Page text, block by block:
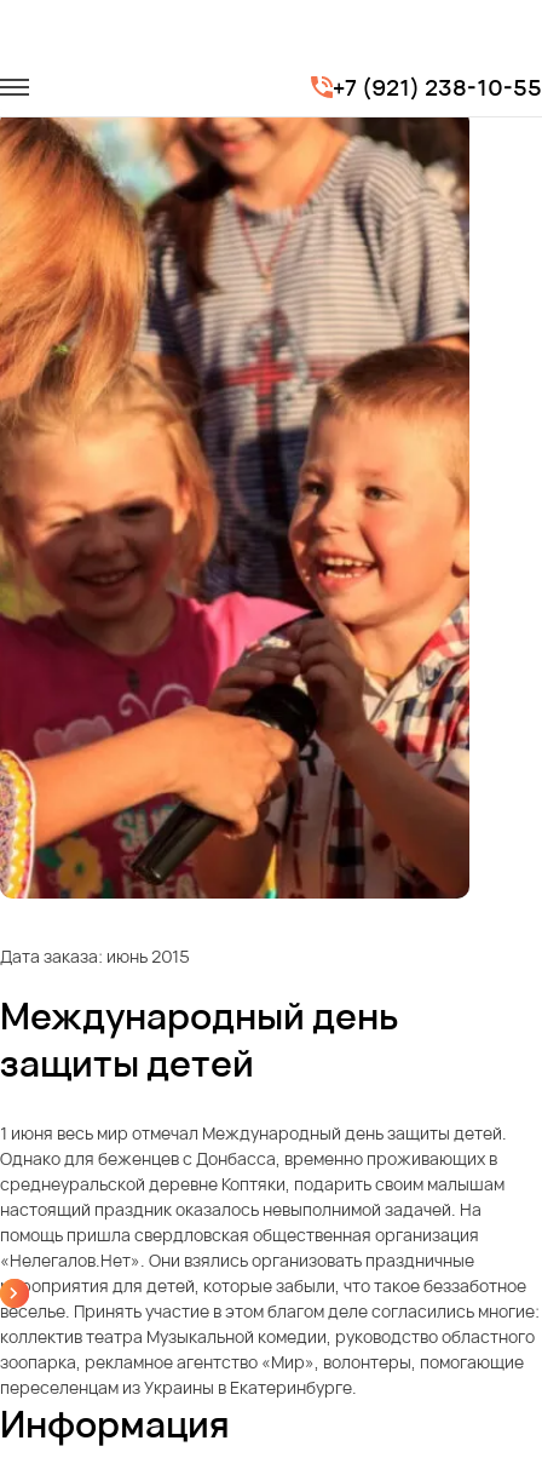
+7 (921) 238-10-55
Транспорт на мероприятия
Международный день защиты детей
Дата заказа: июнь 2015
Международный день
защиты детей
1 июня весь мир отмечал Международный день защиты детей.
Однако для беженцев с Донбасса, временно проживающих в
среднеуральской деревне Коптяки, подарить своим малышам
настоящий праздник оказалось невыполнимой задачей. На
помощь пришла свердловская общественная организация
«Нелегалов.Нет». Они взялись организовать праздничные
мероприятия для детей, которые забыли, что такое беззаботное
веселье. Принять участие в этом благом деле согласились многие:
коллектив театра Музыкальной комедии, руководство областного
зоопарка, рекламное агентство «Мир», волонтеры, помогающие
переселенцам из Украины в Екатеринбурге.
Информация